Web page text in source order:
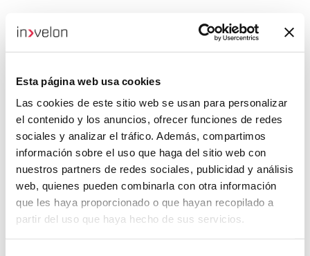
Esta página web usa cookies
Las cookies de este sitio web se usan para personalizar
el contenido y los anuncios, ofrecer funciones de redes
sociales y analizar el tráfico. Además, compartimos
información sobre el uso que haga del sitio web con
nuestros partners de redes sociales, publicidad y análisis
web, quienes pueden combinarla con otra información
que les haya proporcionado o que hayan recopilado a
partir del uso que haya hecho de sus servicios.